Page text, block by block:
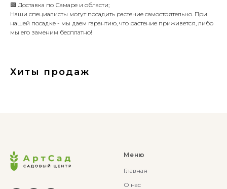
🟩 Доставка по Самаре и области;
Наши специалисты могут посадить растение самостоятельно. При
нашей посадке - мы даем гарантию, что растение приживется, либо
мы его заменим бесплатно!
Хиты продаж
Меню
Главная
О нас